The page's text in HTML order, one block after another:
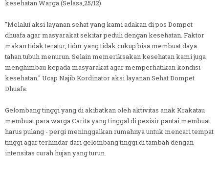
kesehatan Warga.(Selasa,25/12)
"Melalui aksi layanan sehat yang kami adakan di pos Dompet
dhuafa agar masyarakat sekitar peduli dengan kesehatan. Faktor
makan tidak teratur, tidur yang tidak cukup bisa membuat daya
tahan tubuh menurun. Selain memeriksakan kesehatan kami juga
menghimbau kepada masyarakat agar memperhatikan kondisi
kesehatan." Ucap Najib Kordinator aksi layanan Sehat Dompet
Dhuafa.
Gelombang tinggi yang di akibatkan oleh aktivitas anak Krakatau
membuat para warga Carita yang tinggal di pesisir pantai membuat
harus pulang - pergi meninggalkan rumahnya untuk mencari tempat
tinggi agar terhindar dari gelombang tinggi.di tambah dengan
intensitas curah hujan yang turun.